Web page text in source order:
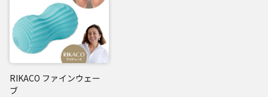
RIKACO ファインウェー
ブ